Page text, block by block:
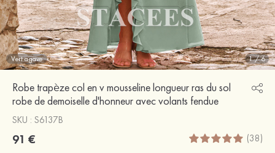
Vert agave 1/6
Robe trapèze col en v mousseline longueur ras du sol
robe de demoiselle d'honneur avec volants fendue
SKU : S6137B
91 € (38)